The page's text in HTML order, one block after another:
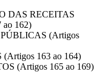
DAS RECEITAS
162)
(Artigos
163 ao 164)
(Artigos 165 ao 169)